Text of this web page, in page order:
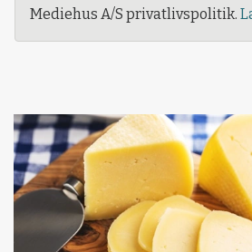
Mediehus A/S privatlivspolitik.